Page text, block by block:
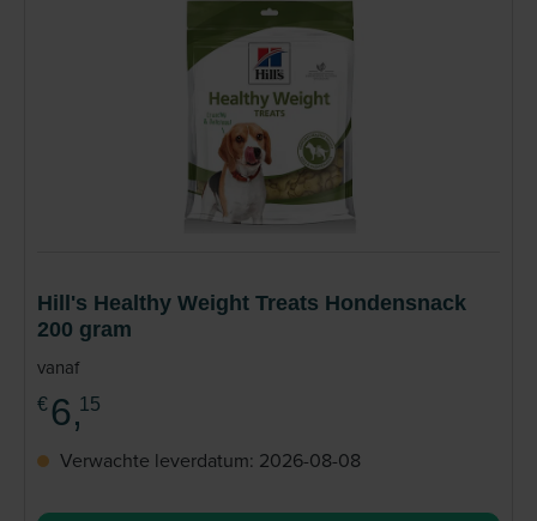
huisdieren te ondersteunen. Het merk werd opgericht
in de jaren 1930 door dierenarts Dr. Mark Morris, die
geloofde dat de juiste voeding cruciaal is voor het
verbeteren van de levenskwaliteit van huisdieren.
Sindsdien heeft Hill's zich ontwikkeld tot een
toonaangevend merk in therapeutische dierenvoeding,
aanbevolen door dierenartsen wereldwijd. Hill's werkt
nauw samen met dierenartsen en
verbeterd op basis van de nieuwste wetenschappelijke
inzichten. Deze wetenschappelijke benadering zorgt
ervoor dat uw hond de beste voeding krijgt voor
specifieke gezondheidsproblemen. Lees meer
Hill's Healthy Weight Treats Hondensnack
200 gram
vanaf
€ 6,15
Verwachte leverdatum: 2026-08-08